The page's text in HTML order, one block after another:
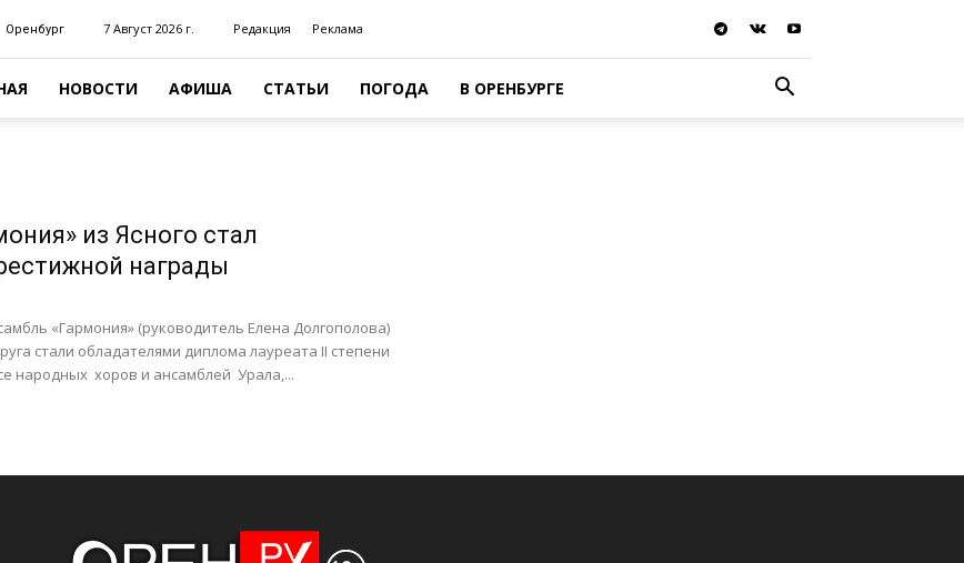
Оренбург 7 Август 2026 г. Редакция Реклама
НОВОСТИ АФИША СТАТЬИ ПОГОДА В ОРЕНБУРГЕ
из Ясного стал
награды
«Гармония» (руководитель Елена Долгополова)
стали обладателями диплома лауреата II степени
народных хоров и ансамблей Урала,...